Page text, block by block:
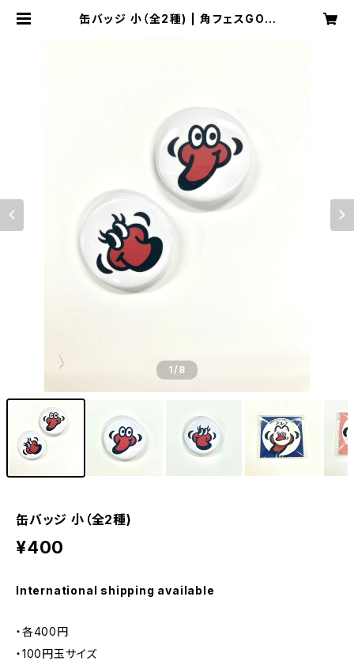
缶バッジ 小（全2種) | 角フェスGOO
1/8
缶バッジ 小（全2種)
¥400
International shipping available
・各400円
・100円玉サイズ